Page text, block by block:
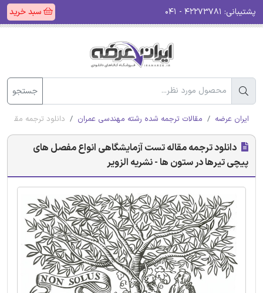
پشتیبانی: سبد خرید
جستجو
ایران عرضه مقالات ترجمه شده رشته مهندسی عمران دانلود ترجمه
دانلود ترجمه مقاله تست آزمایشگاهی انواع مفصل های
پیچی تیرها در ستون ها - نشریه الزویر